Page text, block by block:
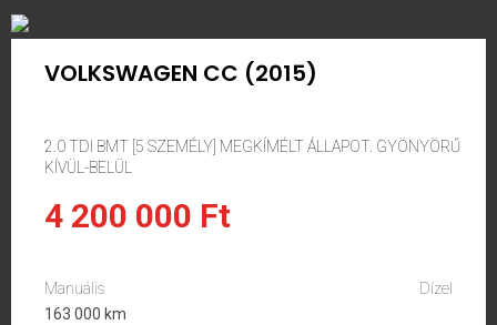
VOLKSWAGEN CC (2015)
2.0 TDI BMT [5 SZEMÉLY] MEGKÍMÉLT ÁLLAPOT. GYÖNYÖRŰ
KÍVÜL-BELÜL
4 200 000 Ft
Manuális
Dízel
163 000 km